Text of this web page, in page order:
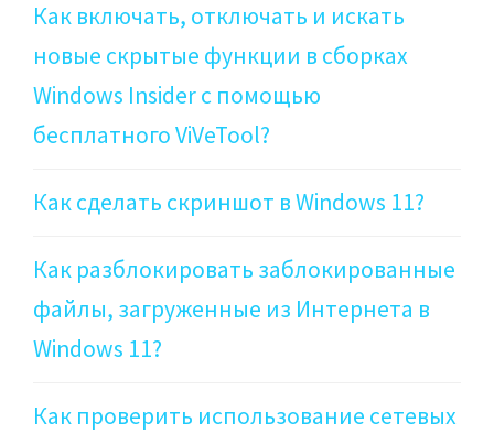
Как включать, отключать и искать
новые скрытые функции в сборках
Windows Insider с помощью
бесплатного ViVeTool?
Как сделать скриншот в Windows 11?
Как разблокировать заблокированные
файлы, загруженные из Интернета в
Windows 11?
Как проверить использование сетевых